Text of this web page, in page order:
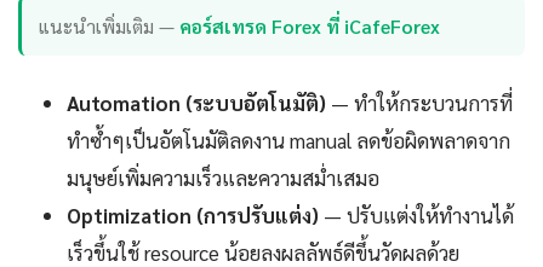
แนะนำเพิ่มเติม — คอร์สเทรด Forex ที่ iCafeForex
Automation (ระบบอัตโนมัติ) — ทำให้กระบวนการที่
ทำซ้ำๆเป็นอัตโนมัติลดงาน manual ลดข้อผิดพลาดจาก
มนุษย์เพิ่มความเร็วและความสม่ำเสมอ
Optimization (การปรับแต่ง) — ปรับแต่งให้ทำงานได้
เร็วขึ้นใช้ resource น้อยลงผลลัพธ์ดีขึ้นวัดผลด้วย